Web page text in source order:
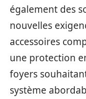
également des
nouvelles
accessoires
une protection
foyers
système